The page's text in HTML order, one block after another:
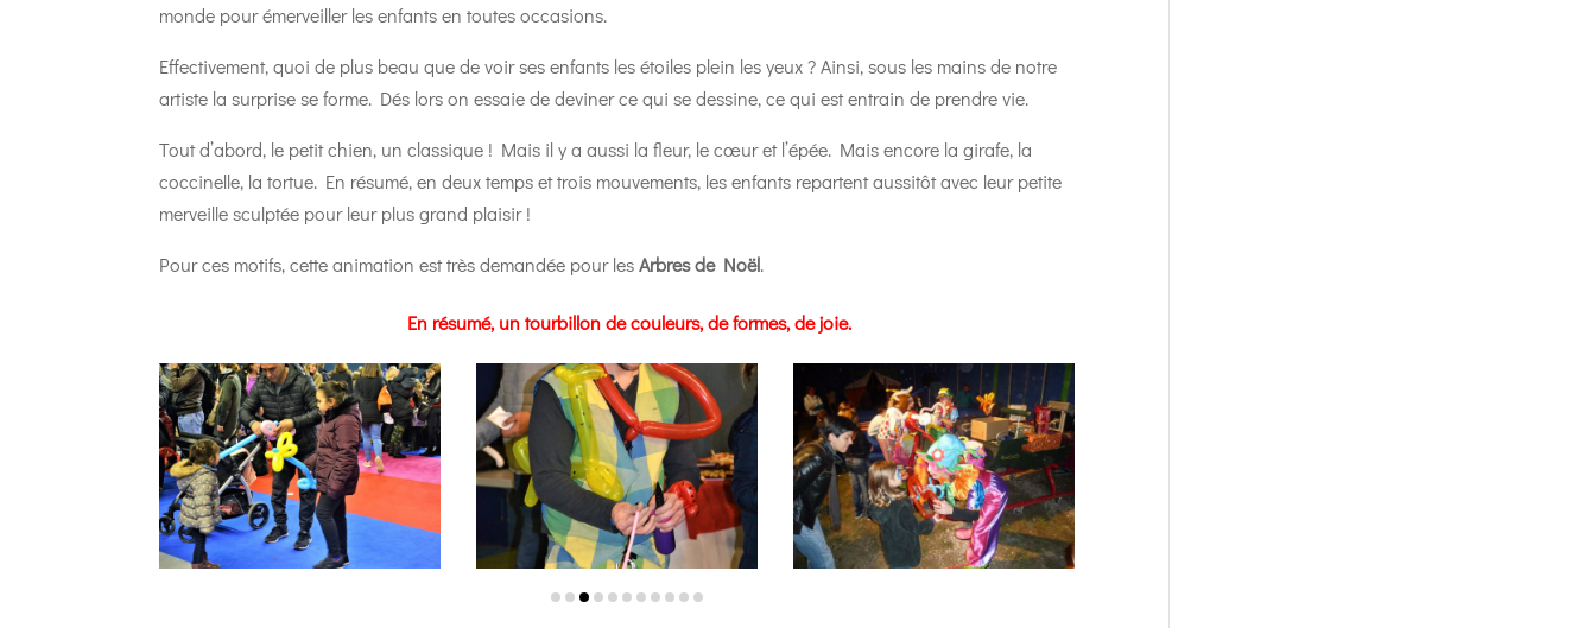
monde pour émerveiller les enfants en toutes occasions.
Effectivement, quoi de plus beau que de voir ses enfants les étoiles plein les yeux ? Ainsi, sous les mains de notre
artiste la surprise se forme. Dés lors on essaie de deviner ce qui se dessine, ce qui est entrain de prendre vie.
Tout d’abord, le petit chien, un classique ! Mais il y a aussi la fleur, le cœur et l’épée. Mais encore la girafe, la
coccinelle, la tortue. En résumé, en deux temps et trois mouvements, les enfants repartent aussitôt avec leur petite
merveille sculptée pour leur plus grand plaisir !
Pour ces motifs, cette animation est très demandée pour lesArbres de Noël.
En résumé, un tourbillon de couleurs, de formes, de joie.